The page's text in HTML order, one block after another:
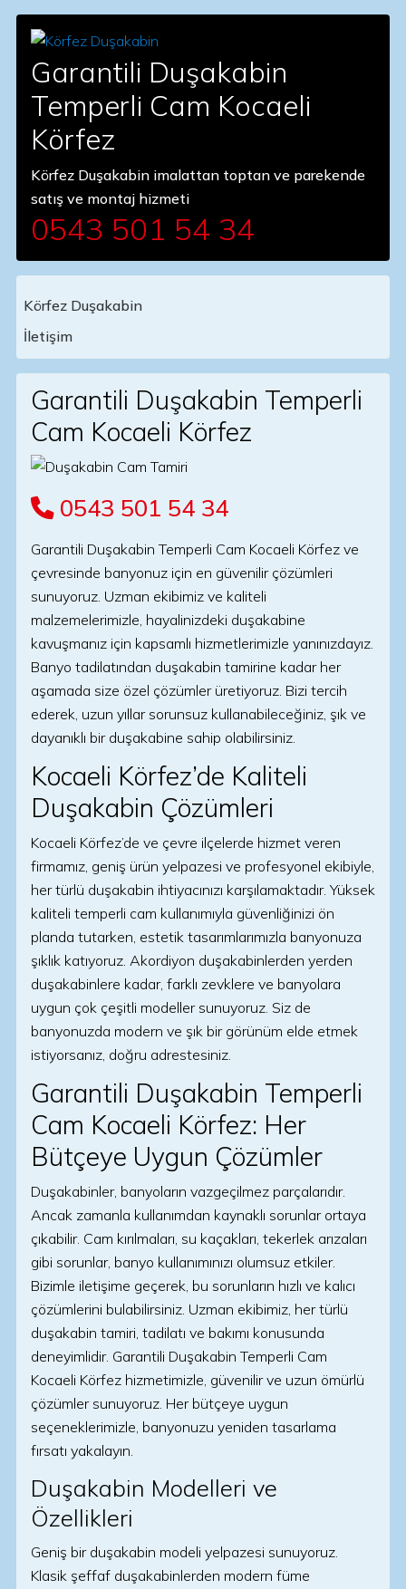
Garantili Duşakabin
Temperli Cam Kocaeli
Körfez
Körfez Duşakabin imalattan toptan ve parekende
satış ve montaj hizmeti
0543 501 54 34
Main Navigation
Körfez Duşakabin
İletişim
Garantili Duşakabin Temperli
Cam Kocaeli Körfez
0543 501 54 34
Garantili Duşakabin Temperli Cam Kocaeli Körfez ve
çevresinde banyonuz için en güvenilir çözümleri
sunuyoruz. Uzman ekibimiz ve kaliteli
malzemelerimizle, hayalinizdeki duşakabine
kavuşmanız için kapsamlı hizmetlerimizle yanınızdayız.
Banyo tadilatından duşakabin tamirine kadar her
aşamada size özel çözümler üretiyoruz. Bizi tercih
ederek, uzun yıllar sorunsuz kullanabileceğiniz, şık ve
dayanıklı bir duşakabine sahip olabilirsiniz.
Kocaeli Körfez’de Kaliteli
Duşakabin Çözümleri
Kocaeli Körfez’de ve çevre ilçelerde hizmet veren
firmamız, geniş ürün yelpazesi ve profesyonel ekibiyle,
her türlü duşakabin ihtiyacınızı karşılamaktadır. Yüksek
kaliteli temperli cam kullanımıyla güvenliğinizi ön
planda tutarken, estetik tasarımlarımızla banyonuza
şıklık katıyoruz. Akordiyon duşakabinlerden yerden
duşakabinlere kadar, farklı zevklere ve banyolara
uygun çok çeşitli modeller sunuyoruz. Siz de
banyonuzda modern ve şık bir görünüm elde etmek
istiyorsanız, doğru adrestesiniz.
Garantili Duşakabin Temperli
Cam Kocaeli Körfez: Her
Bütçeye Uygun Çözümler
Duşakabinler, banyoların vazgeçilmez parçalarıdır.
Ancak zamanla kullanımdan kaynaklı sorunlar ortaya
çıkabilir. Cam kırılmaları, su kaçakları, tekerlek arızaları
gibi sorunlar, banyo kullanımınızı olumsuz etkiler.
Bizimle iletişime geçerek, bu sorunların hızlı ve kalıcı
çözümlerini bulabilirsiniz. Uzman ekibimiz, her türlü
duşakabin tamiri, tadilatı ve bakımı konusunda
deneyimlidir. Garantili Duşakabin Temperli Cam
Kocaeli Körfez hizmetimizle, güvenilir ve uzun ömürlü
çözümler sunuyoruz. Her bütçeye uygun
seçeneklerimizle, banyonuzu yeniden tasarlama
fırsatı yakalayın.
Duşakabin Modelleri ve
Özellikleri
Geniş bir duşakabin modeli yelpazesi sunuyoruz.
Klasik şeffaf duşakabinlerden modern füme